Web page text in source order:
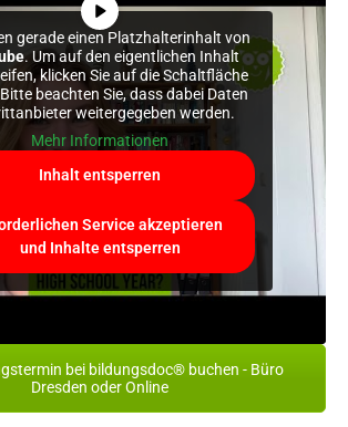
gerade einen Platzhalterinhalt von
. Um auf den eigentlichen Inhalt
klicken Sie auf die Schaltfläche
beachten Sie, dass dabei Daten
weitergegeben werden.
Mehr Informationen
Inhalt entsperren
Service akzeptieren
und Inhalte entsperren
bei bildungsdoc® buchen - Büro
Dresden oder Online